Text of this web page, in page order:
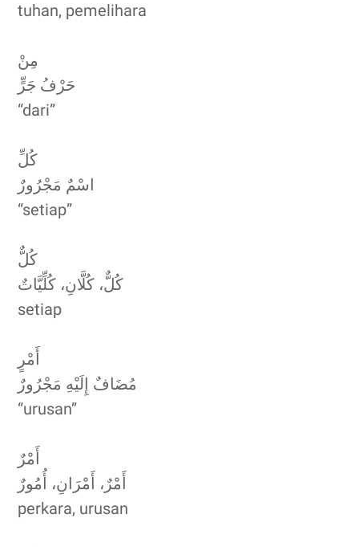
tuhan, pemelihara
مِنْ
حَرْفُ جَرٍّ
“dari”
كُلِّ
اسْمٌ مَجْرُورٌ
“setiap”
كُلٌّ
كُلٌّ، كُلَّانِ، كُلِّيَّاتٌ
setiap
أَمْرٍ
مُضَافٌ إِلَيْهِ مَجْرُورٌ
“urusan”
أَمْرٌ
أَمْرٌ، أَمْرَانِ، أُمُورٌ
perkara, urusan